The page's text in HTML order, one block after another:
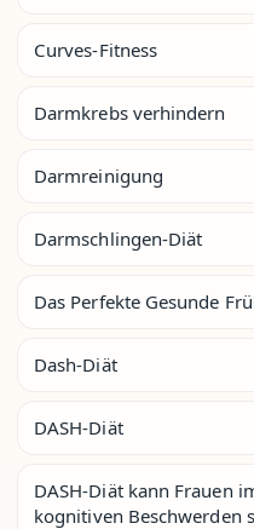
Curves-Fitness
Darmkrebs verhindern
Darmreinigung
Darmschlingen-Diät
Das Perfekte Gesunde
Dash-Diät
DASH-Diät
DASH-Diät kann Frauen
kognitiven Beschwerden